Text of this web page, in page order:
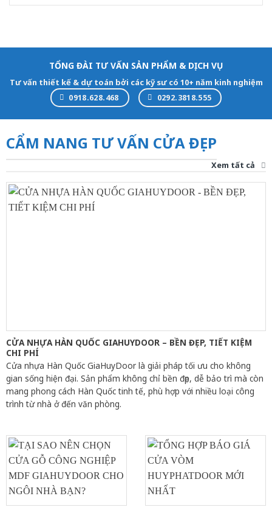
TỔNG ĐÀI TƯ VẤN SẢN PHẨM & DỊCH VỤ
Tư vấn thiết kế & dự toán bởi các kỹ sư có 10+ năm kinh nghiệm
0918.628.468 0292.3818.555
CẨM NANG TƯ VẤN CỬA ĐẸP
Xem tất cả
CỬA NHỰA HÀN QUỐC GIAHUYDOOR – BỀN ĐẸP, TIẾT KIỆM
CHI PHÍ
Cửa nhựa Hàn Quốc GiaHuyDoor là giải pháp tối ưu cho không
gian sống hiện đại. Sản phẩm không chỉ bền đẹp, dễ bảo trì mà còn
mang phong cách Hàn Quốc tinh tế, phù hợp với nhiều loại công
trình từ nhà ở đến văn phòng.